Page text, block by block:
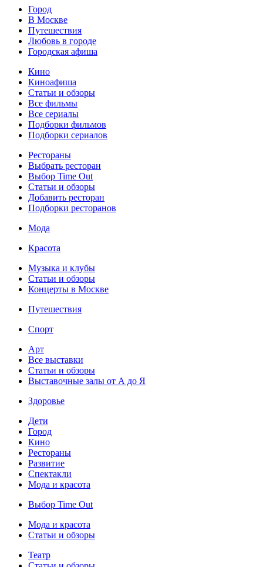
Город
В Москве
Путешествия
Любовь в городе
Городская афиша
Кино
Киноафиша
Статьи и обзоры
Все фильмы
Все сериалы
Подборки фильмов
Подборки сериалов
Рестораны
Выбрать ресторан
Выбор Time Out
Статьи и обзоры
Добавить ресторан
Подборки ресторанов
Мода
Красота
Музыка и клубы
Статьи и обзоры
Концерты в Москве
Путешествия
Спорт
Арт
Все выставки
Статьи и обзоры
Выставочные залы от А до Я
Здоровье
Дети
Город
Кино
Рестораны
Развитие
Спектакли
Мода и красота
Выбор Time Out
Мода и красота
Статьи и обзоры
Театр